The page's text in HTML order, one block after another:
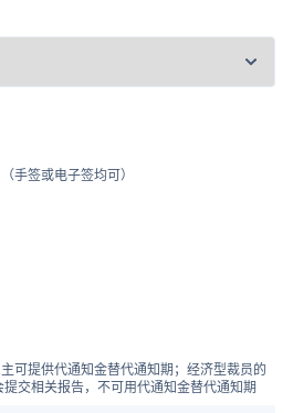
手签或电子签均可）
可提供代通知金替代通知期；经济型裁员的
交相关报告，不可用代通知金替代通知期